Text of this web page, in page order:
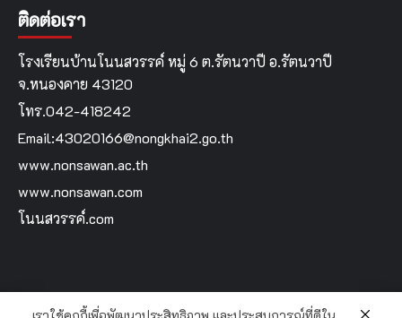
ติดต่อเรา
โรงเรียนบ้านโนนสวรรค์ หมู่ 6 ต.รัตนวาปี อ.รัตนวาปี
จ.หนองคาย 43120
โทร.042-418242
Email:43020166@nongkhai2.go.th
www.nonsawan.ac.th
www.nonsawan.com
โนนสวรรค์.com